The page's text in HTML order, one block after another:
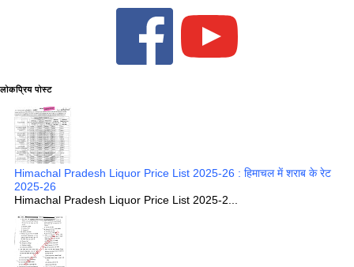
लोकप्रिय पोस्ट
Himachal Pradesh Liquor Price List 2025-26 : हिमाचल में शराब के रेट
2025-26
Himachal Pradesh Liquor Price List 2025-2...